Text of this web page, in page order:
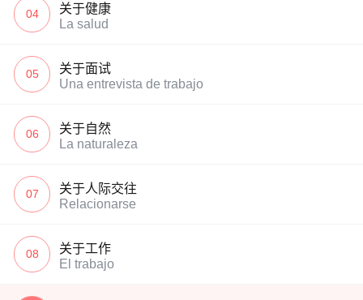
04
关于健康
La salud
05
关于面试
Una entrevista de trabajo
06
关于自然
La naturaleza
07
关于人际交往
Relacionarse
08
关于工作
El trabajo